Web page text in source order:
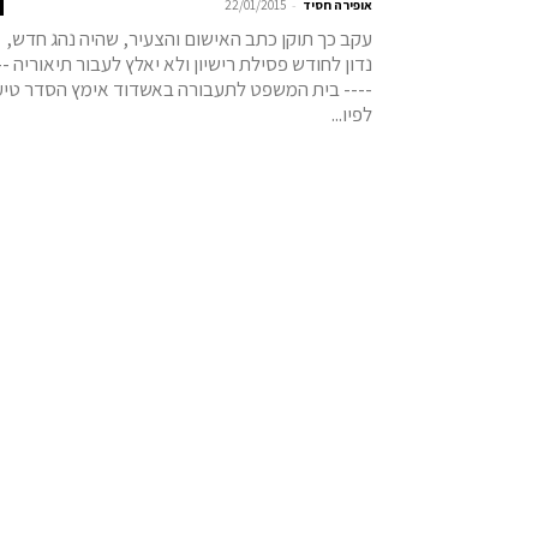
אופירה חסיד -
22/01/2015
עקב כך תוקן כתב האישום והצעיר, שהיה נהג חדש,
נדון לחודש פסילת רישיון ולא יאלץ לעבור תיאוריה
---- בית המשפט לתעבורה באשדוד אימץ הסדר
לפיו...